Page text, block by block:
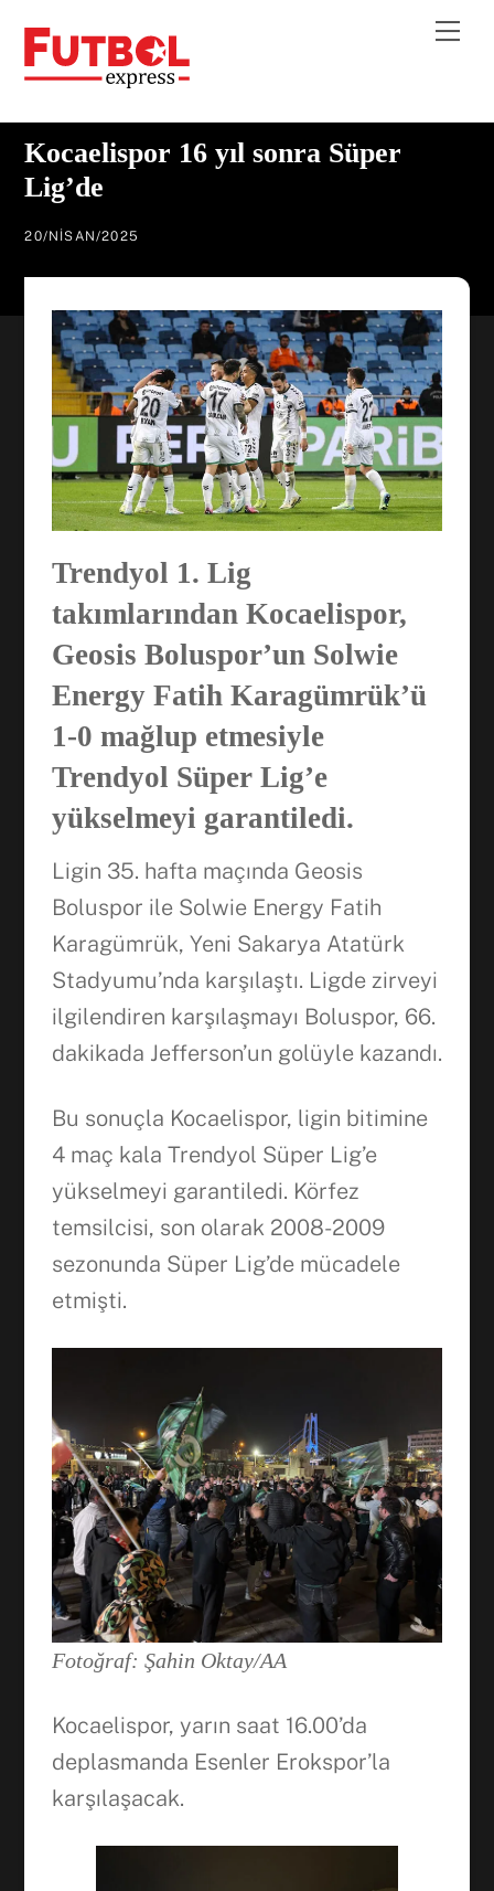
content
Kocaelispor 16 yıl sonra Süper
Lig’de
20/NISAN/2025
Trendyol 1. Lig
takımlarından Kocaelispor,
Geosis Boluspor’un Solwie
Energy Fatih Karagümrük’ü
1-0 mağlup etmesiyle
Trendyol Süper Lig’e
yükselmeyi garantiledi.
Ligin 35. hafta maçında Geosis
Boluspor ile Solwie Energy Fatih
Karagümrük, Yeni Sakarya Atatürk
Stadyumu’nda karşılaştı. Ligde zirveyi
ilgilendiren karşılaşmayı Boluspor, 66.
dakikada Jefferson’un golüyle kazandı.
Bu sonuçla Kocaelispor, ligin bitimine
4 maç kala Trendyol Süper Lig’e
yükselmeyi garantiledi. Körfez
temsilcisi, son olarak 2008-2009
sezonunda Süper Lig’de mücadele
etmişti.
Fotoğraf: Şahin Oktay/AA
Kocaelispor, yarın saat 16.00’da
deplasmanda Esenler Erokspor’la
karşılaşacak.